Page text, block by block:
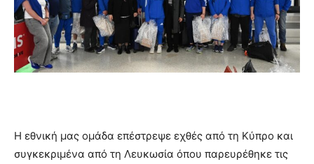
Η εθνική μας ομάδα επέστρεψε εχθές από τη Κύπρο και
συγκεκριμένα από τη Λευκωσία όπου παρευρέθηκε τις